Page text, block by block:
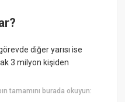
diğer yarısı ise
3 milyon kişiden
tamamını burada okuyun: